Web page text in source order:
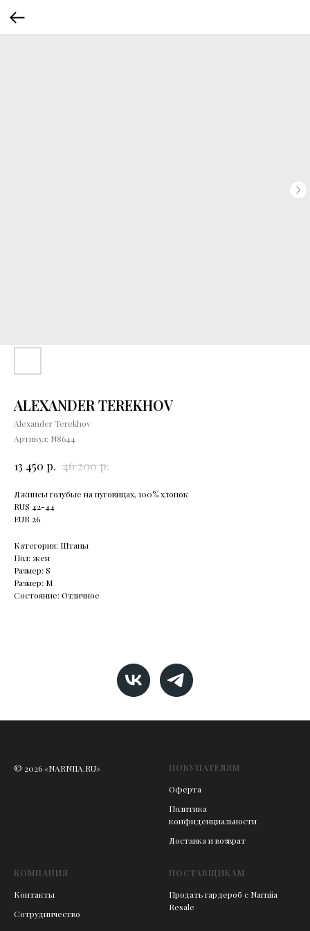
ALEXANDER TEREKHOV
Alexander Terekhov
Артикул: N8644
13 450 р. 46 200р.
Джинсы голубые на пуговицах, 100% хлопок
RUS 42-44
EUR 26
Категория: Штаны
Пол: жен
Размер: S
Размер: М
Состояние: Отличное
© 2026 «NARNIIA.RU»
ПОКУПАТЕЛЯМ
Оферта
Политика
конфиденциальности
Доставка и возврат
КОМПАНИЯ
Контакты
Сотрудничество
ПОСТАВЩИКАМ
Продать гардероб с Narniia
Resale